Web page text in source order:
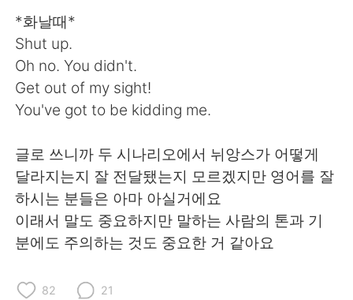
Deutsch
한국어
ไทย Indonesia
Português
*화날때*
Shut up.
Oh no. You didn't.
Get out of my sight!
You've got to be kidding me.
글로 쓰니까 두 시나리오에서 뉘앙스가 어떻게
달라지는지 잘 전달됐는지 모르겠지만 영어를 잘
하시는 분들은 아마 아실거에요
이래서 말도 중요하지만 말하는 사람의 톤과 기
분에도 주의하는 것도 중요한 거 같아요
82 21